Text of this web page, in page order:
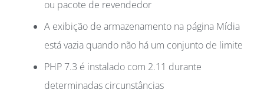
ou pacote de revendedor
A exibição de armazenamento na página Mídia
está vazia quando não há um conjunto de limite
PHP 7.3 é instalado com 2.11 durante
determinadas circunstâncias